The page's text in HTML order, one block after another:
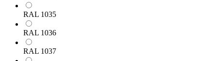
RAL 1035
RAL 1036
RAL 1037